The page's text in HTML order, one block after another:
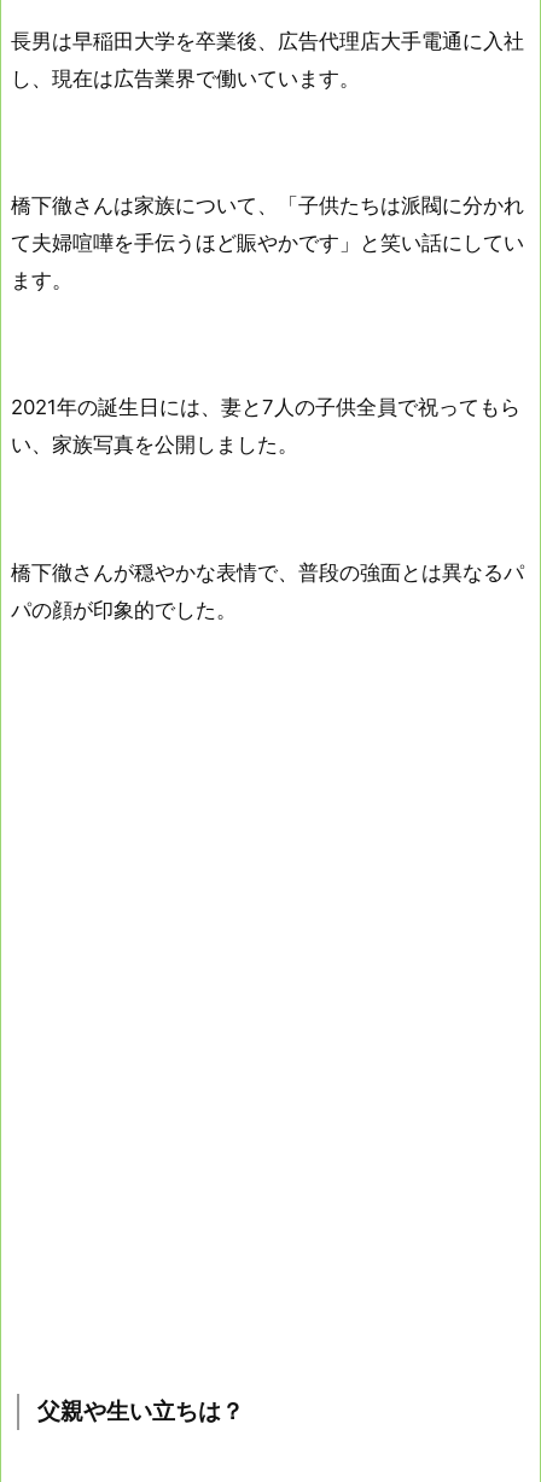
長男は早稲田大学を卒業後、広告代理店大手電通に入社
し、現在は広告業界で働いています。
橋下徹さんは家族について、「子供たちは派閥に分かれ
て夫婦喧嘩を手伝うほど賑やかです」と笑い話にしてい
ます。
2021年の誕生日には、妻と7人の子供全員で祝ってもら
い、家族写真を公開しました。
橋下徹さんが穏やかな表情で、普段の強面とは異なるパ
パの顔が印象的でした。
父親や生い立ちは？